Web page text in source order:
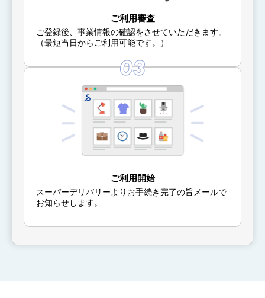
ご利用審査
ご登録後、事業情報の確認をさせていただきます。
（最短当日からご利用可能です。）
ご利用開始
スーパーデリバリーよりお手続き完了の旨メールで
お知らせします。